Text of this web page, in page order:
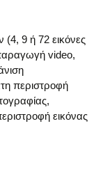
(4, 9 ή 72 εικόνες
video,
περιστροφή
εικόνας